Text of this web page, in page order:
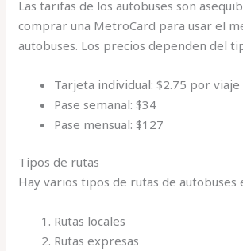
Las tarifas de los autobuses son
comprar una MetroCard para usar el
autobuses. Los precios dependen del
Tarjeta individual: $2.75 por viaje
Pase semanal: $34
Pase mensual: $127
Tipos de rutas
Hay varios tipos de rutas de autobuses
Rutas locales
Rutas expresas